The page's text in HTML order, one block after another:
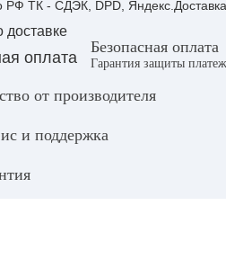
РФ ТК - СДЭК, DPD, Яндекс.Доставка
доставке
Безопасная оплата
Гарантия защиты
от производителя
и поддержка